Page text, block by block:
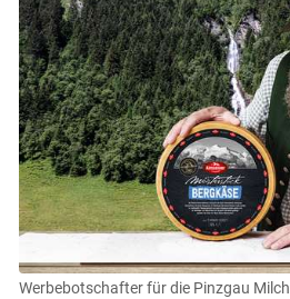
Werbebotschafter für die Pinzgau Milch